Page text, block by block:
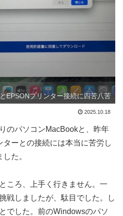
EPSONプリンター接続に四苦八苦
2025.10.18
のパソコンMacBookと、昨年
ーとの接続には本当に苦労し
た。
ころ、上手く行きません。一
戦しましたが、駄目でした。し
でした。前のWindowsのパソ